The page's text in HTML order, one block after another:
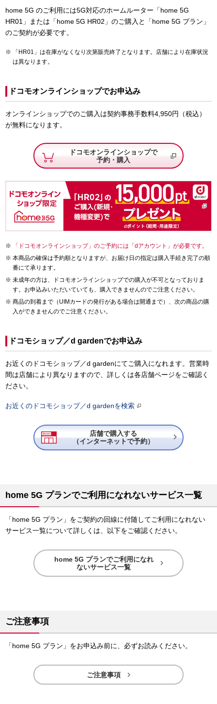
home 5G のご利用には5G対応のホームルーター「home 5G
HR01」または「home 5G HR02」のご購入と「home 5G プラン」
のご契約が必要です。
「HR01」は在庫がなくなり次第販売終了となります。店舗により在庫状況
は異なります。
ドコモオンラインショップでお申込み
オンラインショップでのご購入は契約事務手数料4,950円（税込）
が無料になります。
ドコモオンラインショップで
予約・購入
「ドコモオンラインショップ」のご予約には「dアカウント」が必要です。
本商品の確保は予約順となりますが、お届け日の指定は購入手続き完了の順
番にて承ります。
未成年の方は、ドコモオンラインショップでの購入が不可となっておりま
す。お申込みいただいていても、購入できませんのでご注意ください。
商品の到着まで（UIMカードの発行がある場合は開通まで）、次の商品の購
入ができませんのでご注意ください。
ドコモショップ／d gardenでお申込み
お近くのドコモショップ／d gardenにてご購入になれます。営業時
間は店舗により異なりますので、詳しくは各店舗ページをご確認く
ださい。
お近くのドコモショップ／d gardenを検索
店舗で購入する
（インターネットで予約）

home 5G プランでご利用になれないサービス一覧
「home 5G プラン」をご契約の回線に付随してご利用になれない
サービス一覧について詳しくは、以下をご確認ください。
home 5G プランでご利用になれ
ないサービス一覧

ご注意事項
「home 5G プラン」をお申込み前に、必ずお読みください。
ご注意事項 